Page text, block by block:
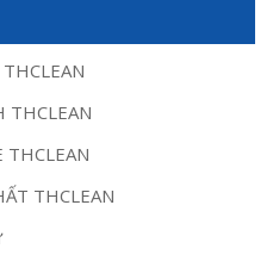
THCLEAN
THCLEAN
THCLEAN